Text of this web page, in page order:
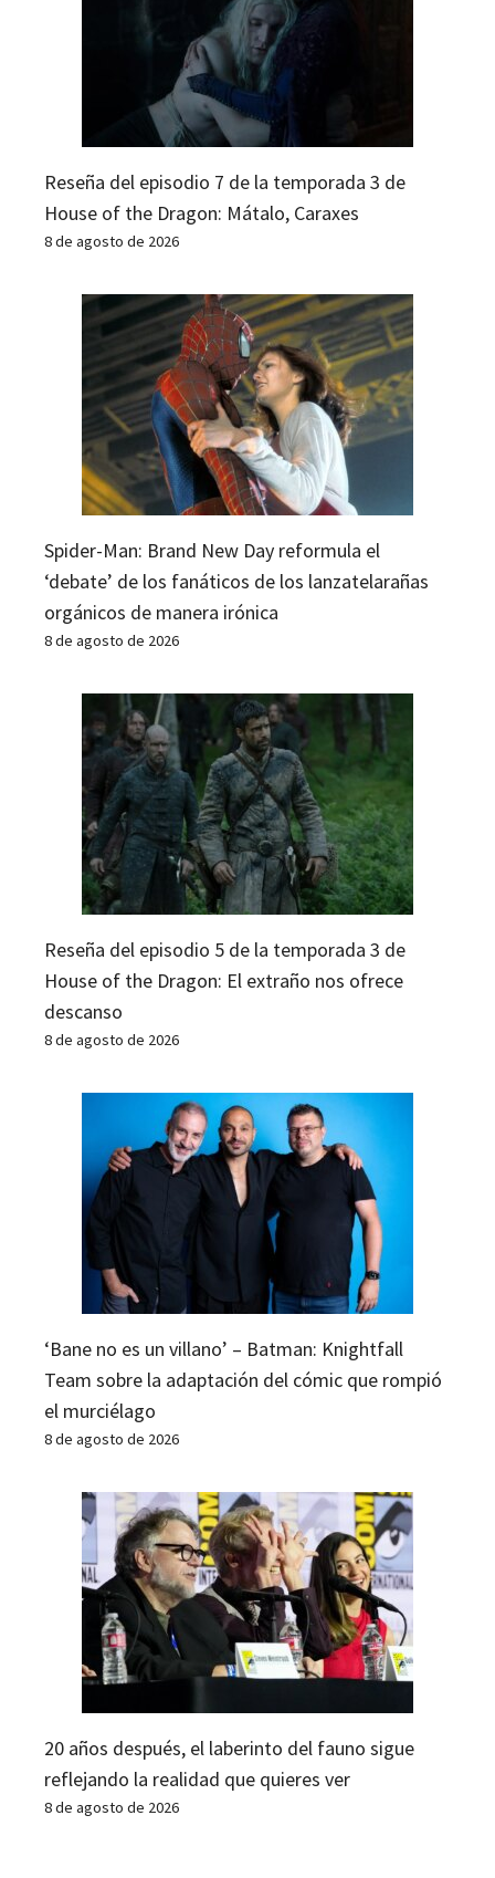
Reseña del episodio 7 de la temporada 3 de
House of the Dragon: Mátalo, Caraxes
8 de agosto de 2026
Spider-Man: Brand New Day reformula el
‘debate’ de los fanáticos de los lanzatelarañas
orgánicos de manera irónica
8 de agosto de 2026
Reseña del episodio 5 de la temporada 3 de
House of the Dragon: El extraño nos ofrece
descanso
8 de agosto de 2026
‘Bane no es un villano’ – Batman: Knightfall
Team sobre la adaptación del cómic que rompió
el murciélago
8 de agosto de 2026
20 años después, el laberinto del fauno sigue
reflejando la realidad que quieres ver
8 de agosto de 2026